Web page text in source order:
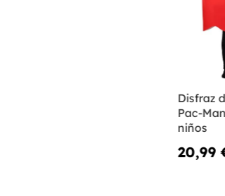
Disfraz
Pac-
niños
20,99